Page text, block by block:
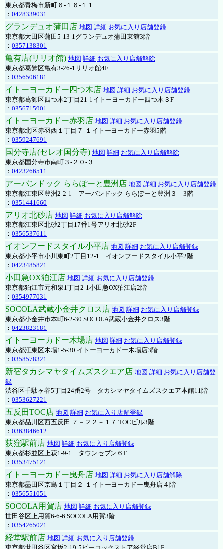
東京都青梅市新町６-１６-１１
： 0428339031
グランデュオ蒲田店 地図 詳細 お気に入り店舗登録
東京都大田区蒲田5-13-1グランデュオ蒲田東館3階
： 0357138301
亀有店(リリオ館) 地図 詳細 お気に入り店舗解除
東京都葛飾区亀有3-26-1リリオ館4F
： 0356506181
イトーヨーカドー四つ木店 地図 詳細 お気に入り店舗登録
東京都葛飾区四つ木2丁目21-1イトーヨーカドー四つ木３F
： 0356715901
イトーヨーカドー赤羽店 地図 詳細 お気に入り店舗登録
東京都北区赤羽西１丁目７-１イトーヨーカドー赤羽5階
： 0359247691
国分寺店(セレオ国分寺) 地図 詳細 お気に入り店舗解除
東京都国分寺市南町３-２０-３
： 0423266511
アーバンドック ららぽーと豊洲店 地図 詳細 お気に入り店舗登録
東京都江東区豊洲2-2-1 アーバンドック ららぽーと豊洲３ 3階
： 0351441660
アリオ北砂店 地図 詳細 お気に入り店舗解除
東京都江東区北砂2丁目17番1号アリオ北砂2F
： 0356537611
イオンフードスタイル小平店 地図 詳細 お気に入り店舗登録
東京都小平市小川東町2丁目12-1 イオンフードスタイル小平2階
： 0423485821
小田急OX狛江店 地図 詳細 お気に入り店舗登録
東京都狛江市元和泉1丁目2-1小田急OX狛江店2階
： 0354977031
SOCOLA武蔵小金井クロス店 地図 詳細 お気に入り店舗登録
東京都小金井市本町6-2-30 SOCOLA武蔵小金井クロス3階
： 0423823181
イトーヨーカドー木場店 地図 詳細 お気に入り店舗登録
東京都江東区木場1-5-30 イトーヨーカドー木場店3階
： 0358578321
新宿タカシマヤタイムズスクエア店 地図 詳細 お気に入り店舗登
録
渋谷区千駄ヶ谷5丁目24番2号 タカシマヤタイムズスクエア本館11階
： 0353627221
五反田TOC店 地図 詳細 お気に入り店舗登録
東京都品川区西五反田 ７－２２－１７ TOCビル3階
： 0363846612
荻窪駅前店 地図 詳細 お気に入り店舗登録
東京都杉並区上萩1-9-1 タウンセブン６F
： 0353475121
イトーヨーカドー曳舟店 地図 詳細 お気に入り店舗解除
東京都墨田区京島１丁目２-１イトーヨーカドー曳舟店４階
： 0356551051
SOCOLA用賀店 地図 詳細 お気に入り店舗登録
世田谷区上用賀6-6-6 SOCOLA用賀3階
： 0354265021
経堂駅前店 地図 詳細 お気に入り店舗登録
東京都世田谷区宮坂2-19-5ピーコックストア経堂店B1F